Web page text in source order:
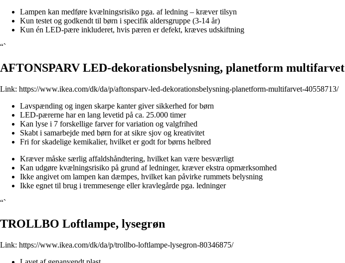
Lampen kan medføre kvælningsrisiko pga. af ledning – kræver tilsyn
Kun testet og godkendt til børn i specifik aldersgruppe (3-14 år)
Kun én LED-pære inkluderet, hvis pæren er defekt, kræves udskiftning
“`
AFTONSPARV LED-dekorationsbelysning, planetform multifarvet
Link: https://www.ikea.com/dk/da/p/aftonsparv-led-dekorationsbelysning-planetform-multifarvet-40558713/
Lavspænding og ingen skarpe kanter giver sikkerhed for børn
LED-pærerne har en lang levetid på ca. 25.000 timer
Kan lyse i 7 forskellige farver for variation og valgfrihed
Skabt i samarbejde med børn for at sikre sjov og kreativitet
Fri for skadelige kemikalier, hvilket er godt for børns helbred
Kræver måske særlig affaldshåndtering, hvilket kan være besværligt
Kan udgøre kvælningsrisiko på grund af ledninger, kræver ekstra opmærksomhed
Ikke angivet om lampen kan dæmpes, hvilket kan påvirke rummets belysning
Ikke egnet til brug i tremmesenge eller kravlegårde pga. ledninger
“`
TROLLBO Loftlampe, lysegrøn
Link: https://www.ikea.com/dk/da/p/trollbo-loftlampe-lysegron-80346875/